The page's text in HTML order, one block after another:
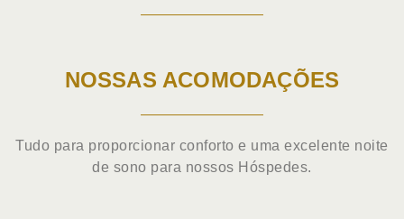
NOSSAS ACOMODAÇÕES
Tudo para proporcionar conforto e uma excelente noite
de sono para nossos Hóspedes.